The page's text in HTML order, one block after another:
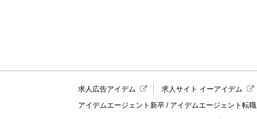
求人広告アイデム 求人サイト イーアイデム
アイデムエージェント新卒 / アイデムエージェント転職